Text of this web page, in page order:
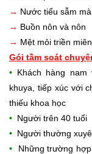
→ Nước tiểu sẫm
→ Buồn nôn và nôn
→ Mệt mỏi triền miên
Gói tầm soát
• Khách hàng
khuya, tiếp xúc với
thiếu khoa học
• Người trên 40 tuổi
• Người thường
•
Những trường